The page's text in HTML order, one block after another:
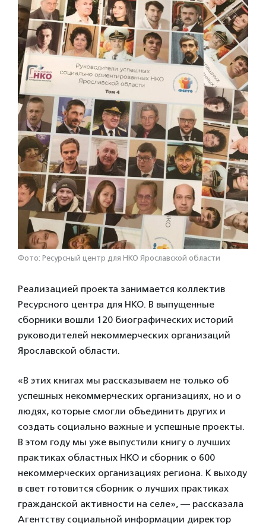
Фото: Ресурсный центр для НКО Ярославской области
Реализацией проекта занимается коллектив
Ресурсного центра для НКО. В выпущенные
сборники вошли 120 биографических историй
руководителей некоммерческих организаций
Ярославской области.
«В этих книгах мы рассказываем не только об
успешных некоммерческих организациях, но и о
людях, которые смогли объединить других и
создать социально важные и успешные проекты.
В этом году мы уже выпустили книгу о лучших
практиках областных НКО и сборник о 600
некоммерческих организациях региона. К выходу
в свет готовится сборник о лучших практиках
гражданской активности на селе», — рассказала
Агентству социальной информации директор